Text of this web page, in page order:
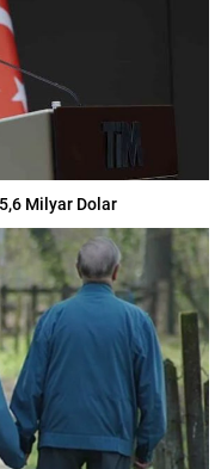
Milyar Dolar